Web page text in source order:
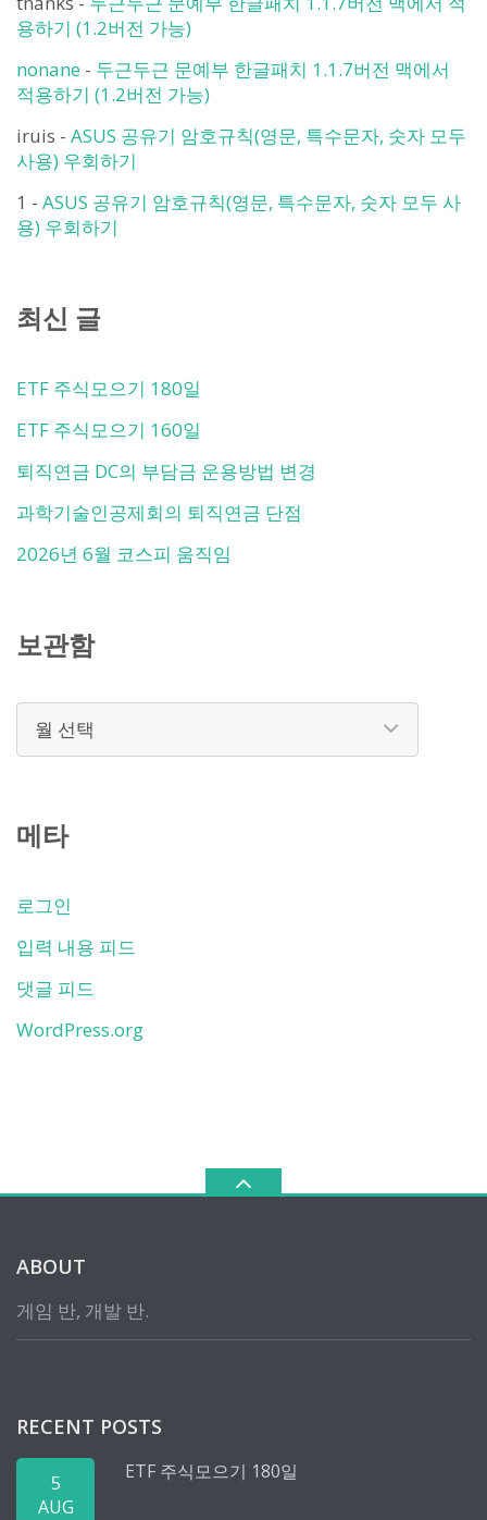
용하기 (1.2버전 가능)
nonane - 두근두근 문예부 한글패치 1.1.7버전 맥에서
적용하기 (1.2버전 가능)
iruis - ASUS 공유기 암호규칙(영문, 특수문자, 숫자 모두
사용) 우회하기
1 - ASUS 공유기 암호규칙(영문, 특수문자, 숫자 모두 사
용) 우회하기
최신 글
ETF 주식모으기 180일
ETF 주식모으기 160일
퇴직연금 DC의 부담금 운용방법 변경
과학기술인공제회의 퇴직연금 단점
2026년 6월 코스피 움직임
보관함
메타
로그인
입력 내용 피드
댓글 피드
WordPress.org
ABOUT
게임 반, 개발 반.
RECENT POSTS
5
AUG
ETF 주식모으기 180일